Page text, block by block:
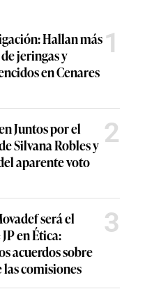
Hallan más
jeringas y
en Cenares
1
Juntos por el
Silvana Robles y
aparente voto
2
será el
en Ética:
acuerdos sobre
comisiones
3